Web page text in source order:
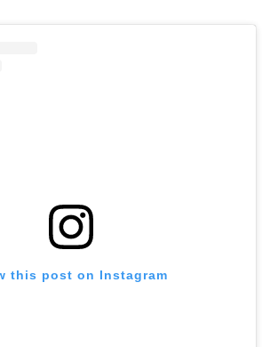
this post on Instagram